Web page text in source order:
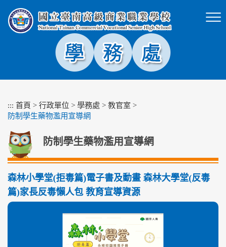
塊
::: 首頁 > 行政單位 > 學務處 > 教官室 >
防制學生藥物濫用宣導網
防制學生藥物濫用宣導網
森林小學堂(拒毒篇)電子書及動畫 森林大學堂(反毒
篇)家長反毒懶人包 教育宣導資源